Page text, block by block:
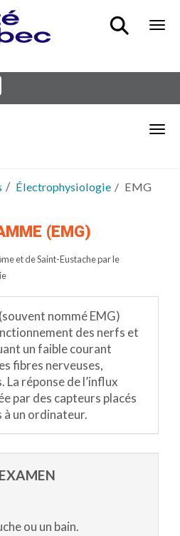
Électrophysiologie EMG
(EMG)
et de Saint-Eustache par le
nommé EMG)
des nerfs et
un faible courant
fibres nerveuses,
réponse de l’influx
par des capteurs placés
à un ordinateur.
ou un bain.